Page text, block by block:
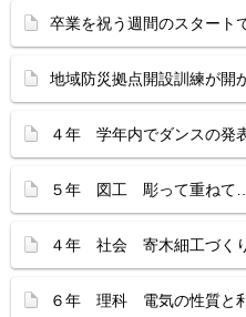
卒業を祝う週間のスタート
地域防災拠点開設訓練が開
４年 学年内でダンスの発
５年 図工 彫って重ねて
４年 社会 寄木細工づく
６年 理科 電気の性質と